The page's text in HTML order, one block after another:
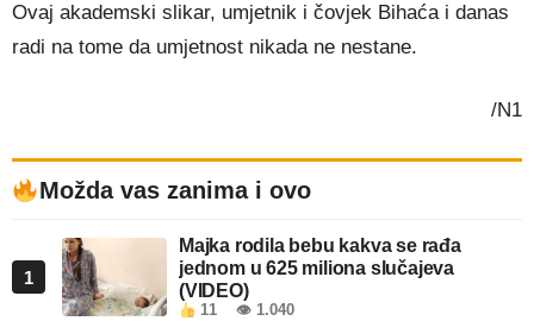
Ovaj akademski slikar, umjetnik i čovjek Bihaća i danas
radi na tome da umjetnost nikada ne nestane.
/N1
Možda vas zanima i ovo
1
Majka rodila bebu kakva se rađa
jednom u 625 miliona slučajeva
(VIDEO)
11 👁 1.040